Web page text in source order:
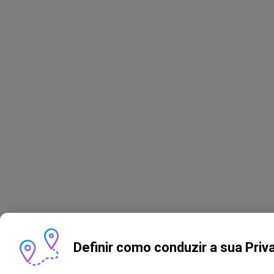
Definir como conduzir a sua